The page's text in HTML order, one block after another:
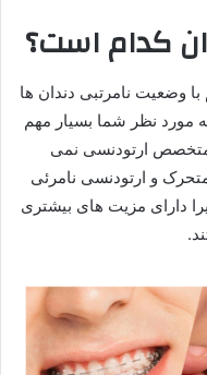
کدام است؟
وضعیت نامرتبی دندان ها
مورد نظر شما بسیار مهم
ارتودنسی نمی
و ارتودنسی نامرئی
دارای مزیت های بیشتری